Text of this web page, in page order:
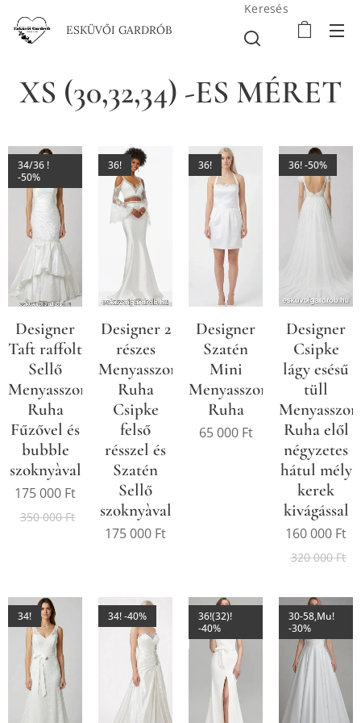
ESKÜVŐI GARDRÓB
Keresés
XS (30,32,34) -ES MÉRET
Designer
Taft raffolt
Sellő
Menyasszonyi
Ruha
Fűzővel és
bubble
szoknyàval
34/36 !
-50%
175 000 Ft
350 000Ft
Designer 2
részes
Menyasszonyi
Ruha
Csipke
felső
résszel és
Szatén
Sellő
szoknyàval
36!
175 000 Ft
Designer
Szatén
Mini
Menyasszonyi
Ruha
36!
65 000Ft
Designer
Csipke
lágy esésű
tüll
Ruha elől
négyzetes
hátul mély
kerek
kivágással
36! -50%
160 000 Ft
320 000Ft
34! 34! -40%
36!(32)!
-40%
30-58,Mu!
-30%